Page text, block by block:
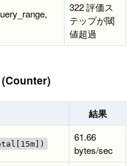
322 評価ス
テップが閾
値超過
結果
61.66
bytes/sec